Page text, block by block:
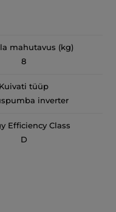
mahutavus (kg)
8
tüüp
inverter
Efficiency Class
D